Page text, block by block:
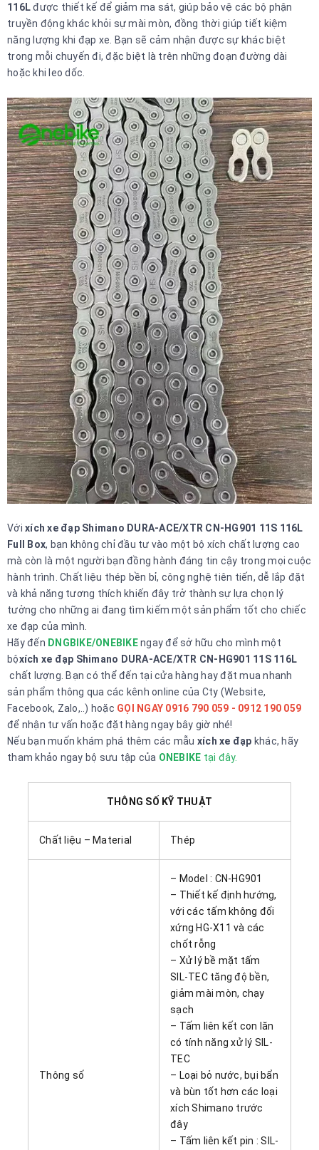
116Lđược thiết kế để giảm ma sát, giúp bảo vệ các bộ phận
truyền động khác khỏi sự mài mòn, đồng thời giúp tiết kiệm
năng lượng khi đạp xe. Bạn sẽ cảm nhận được sự khác biệt
trong mỗi chuyến đi, đặc biệt là trên những đoạn đường dài
hoặc khi leo dốc.
Với xích xe đạp Shimano DURA-ACE/XTR CN-HG901 11S 116L
Full Box, bạn không chỉ đầu tư vào một bộ xích chất lượng cao
mà còn là một người bạn đồng hành đáng tin cậy trong mọi cuộc
hành trình. Chất liệu thép bền bỉ, công nghệ tiên tiến, dễ lắp đặt
và khả năng tương thích khiến đây trở thành sự lựa chọn lý
tưởng cho những ai đang tìm kiếm một sản phẩm tốt cho chiếc
xe đạp của mình.
Hãy đến DNGBIKE/ONEBIKEngay để sở hữu cho mình một
bộxích xe đạp Shimano DURA-ACE/XTR CN-HG901 11S 116L
chất lượng. Bạn có thể đến tại cửa hàng hay đặt mua nhanh
sản phẩm thông qua các kênh online của Cty (Website,
Facebook, Zalo,..) hoặc GỌI NGAY 0916 790 059 - 0912 190 059
để nhận tư vấn hoặc đặt hàng ngay bây giờ nhé!
Nếu bạn muốn khám phá thêm các mẫu xích xe đạp khác, hãy
tham khảo ngay bộ sưu tập của ONEBIKE tại đây.
THÔNG SỐ KỸ THUẬT
Chất liệu – Material Thép
Thông số
– Model : CN-HG901
– Thiết kế định hướng,
với các tấm không đối
xứng HG-X11 và các
chốt rỗng
– Xử lý bề mặt tấm
SIL-TEC tăng độ bền,
giảm mài mòn, chạy
sạch
– Tấm liên kết con lăn
có tính năng xử lý SIL-
TEC
– Loại bỏ nước, bụi bẩn
và bùn tốt hơn các loại
xích Shimano trước
đây
– Tấm liên kết pin : SIL-